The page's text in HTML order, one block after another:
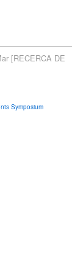
[RECERCA DE
Symposium